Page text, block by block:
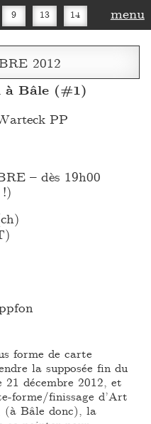
9 13 14
30
menu
2012
à Bâle (#1)
PP
– dès 19h00
forme de carte
la supposée fin du
21 décembre 2012, et
forme/finissage d’Art
(à Bâle donc), la